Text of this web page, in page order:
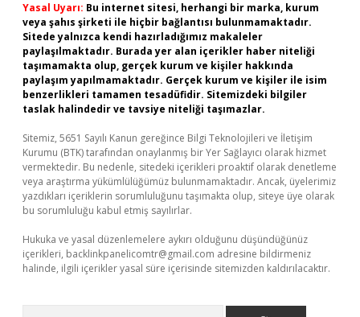
Yasal Uyarı: Bu internet sitesi, herhangi bir marka, kurum
veya şahıs şirketi ile hiçbir bağlantısı bulunmamaktadır.
Sitede yalnızca kendi hazırladığımız makaleler
paylaşılmaktadır. Burada yer alan içerikler haber niteliği
taşımamakta olup, gerçek kurum ve kişiler hakkında
paylaşım yapılmamaktadır. Gerçek kurum ve kişiler ile isim
benzerlikleri tamamen tesadüfidir. Sitemizdeki bilgiler
taslak halindedir ve tavsiye niteliği taşımazlar.
Sitemiz, 5651 Sayılı Kanun gereğince Bilgi Teknolojileri ve İletişim
Kurumu (BTK) tarafından onaylanmış bir Yer Sağlayıcı olarak hizmet
vermektedir. Bu nedenle, sitedeki içerikleri proaktif olarak denetleme
veya araştırma yükümlülüğümüz bulunmamaktadır. Ancak, üyelerimiz
yazdıkları içeriklerin sorumluluğunu taşımakta olup, siteye üye olarak
bu sorumluluğu kabul etmiş sayılırlar.
Hukuka ve yasal düzenlemelere aykırı olduğunu düşündüğünüz
içerikleri, backlinkpanelicomtr@gmail.com adresine bildirmeniz
halinde, ilgili içerikler yasal süre içerisinde sitemizden kaldırılacaktır.